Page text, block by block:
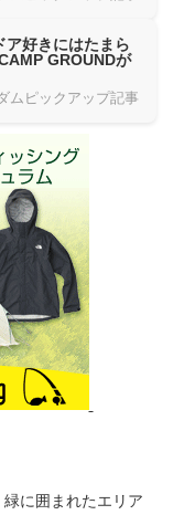
ア好きにはたまら
GROUNDが
ムピックアップ記事
に囲まれたエリア